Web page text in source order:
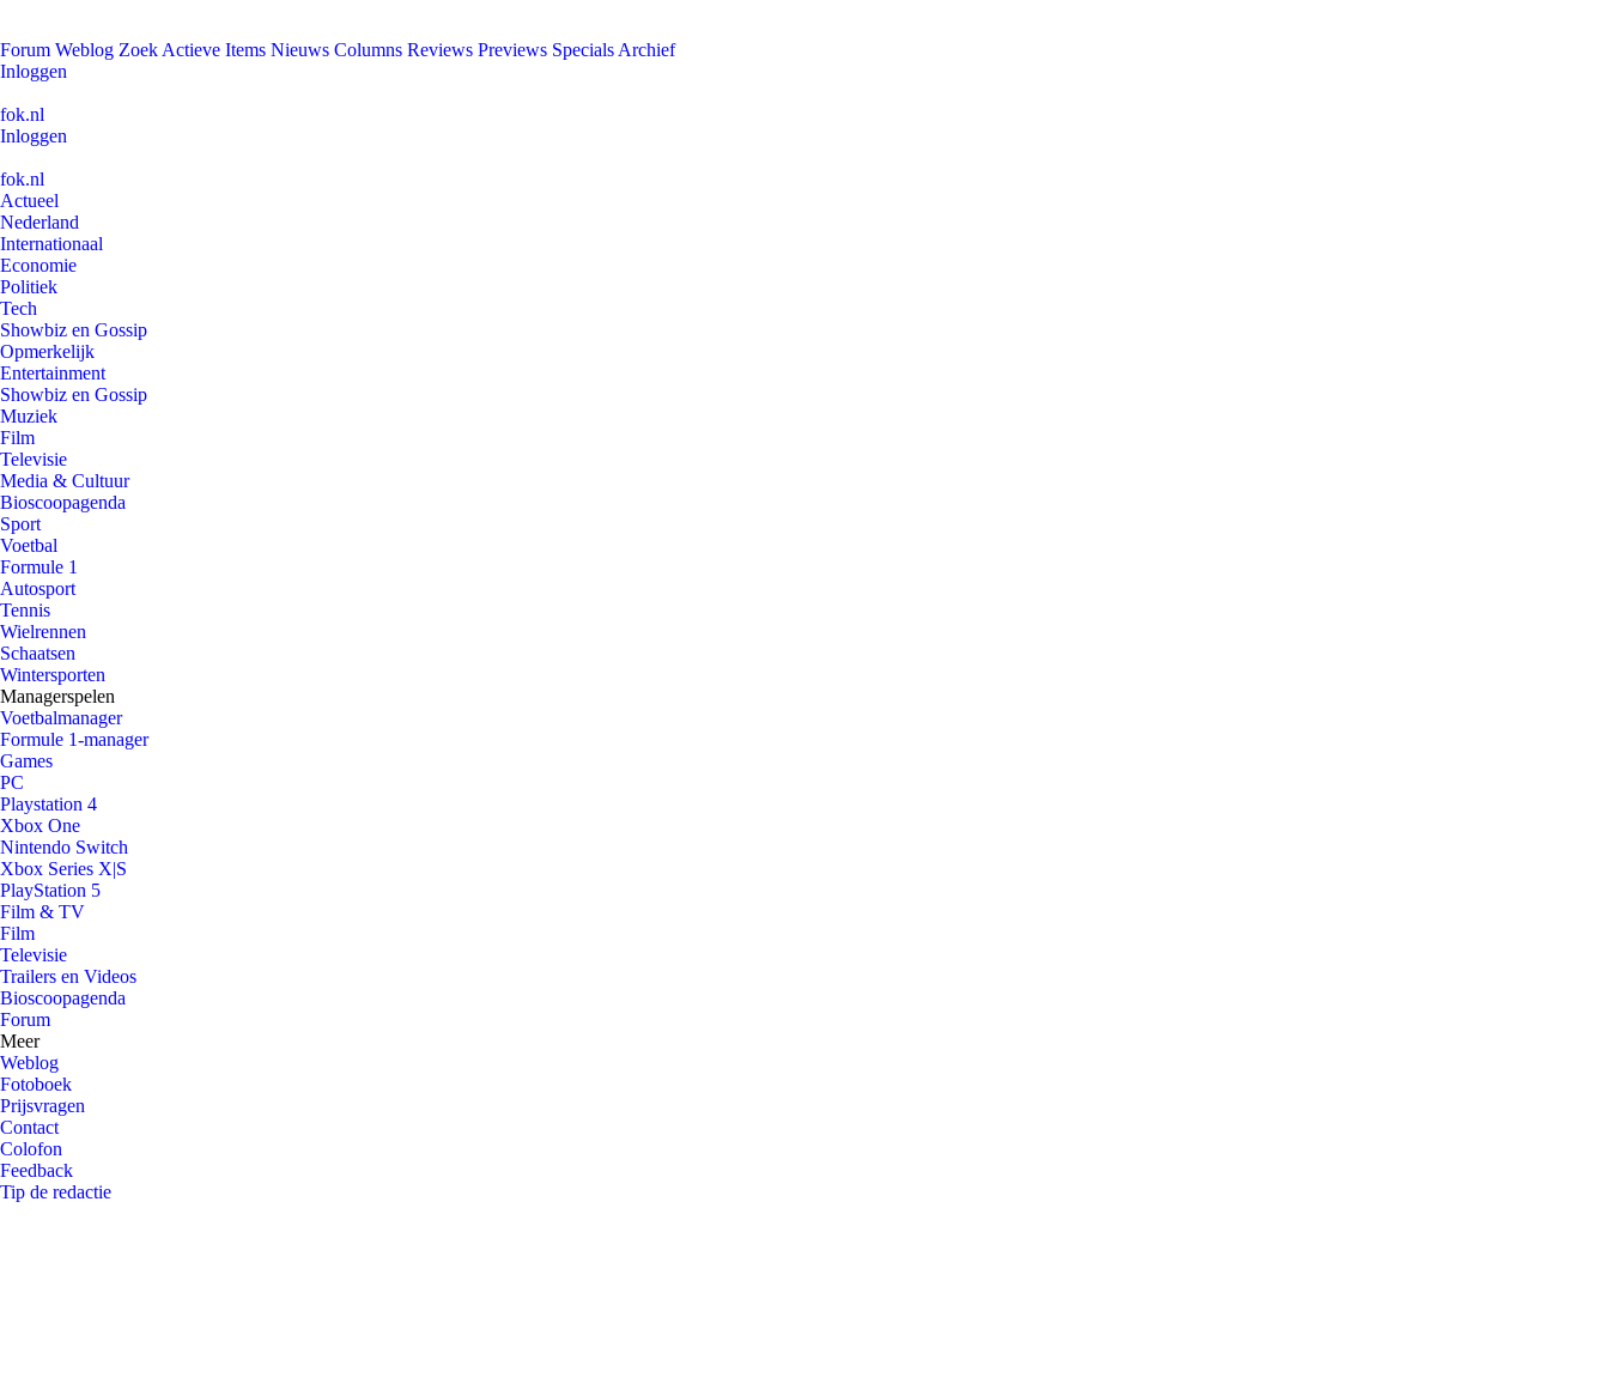
Forum Weblog Zoek Actieve Items Nieuws Columns Reviews Previews Specials Archief
Inloggen
fok.nl
Inloggen
fok.nl
Actueel
Nederland
Internationaal
Economie
Politiek
Tech
Showbiz en Gossip
Opmerkelijk
Entertainment
Showbiz en Gossip
Muziek
Film
Televisie
Media & Cultuur
Bioscoopagenda
Sport
Voetbal
Formule 1
Autosport
Tennis
Wielrennen
Schaatsen
Wintersporten
Managerspelen
Voetbalmanager
Formule 1-manager
Games
PC
Playstation 4
Xbox One
Nintendo Switch
Xbox Series X|S
PlayStation 5
Film & TV
Film
Televisie
Trailers en Videos
Bioscoopagenda
Forum
Meer
Weblog
Fotoboek
Prijsvragen
Contact
Colofon
Feedback
Tip de redactie